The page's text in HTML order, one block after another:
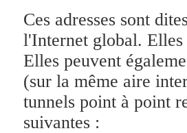
Ces adresses sont
l'Internet global. Elles
Elles peuvent
(sur la même aire
tunnels point à point
suivantes :